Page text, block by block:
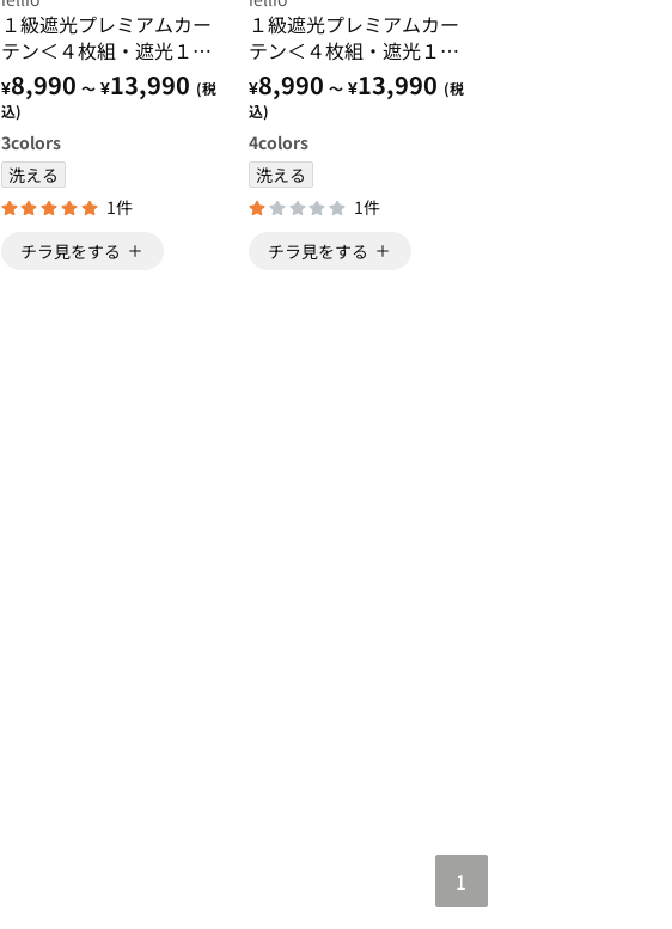
１級遮光プレミアムカー
テン＜４枚組・遮光１
級・無地・洗える・形状
記憶加工・新生活・イー
ジーオーダー＞
¥8,990 ～ ¥13,990 (税
込)
3colors
洗える
1件
チラ見をする
１級遮光プレミアムカー
テン＜４枚組・遮光１
級・無地・洗える・形状
記憶加工・新生活・イー
ジーオーダー＞
¥8,990 ～ ¥13,990 (税
込)
4colors
洗える
1件
チラ見をする
1